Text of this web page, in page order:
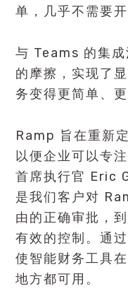
单，几乎不需要开
与 Teams 的集成
的摩擦，实现了
务变得更简单、更
Ramp 旨在重新
以便企业可以专
首席执行官 Eric
是我们客户对
由的正确审批，
有效的控制。通
使智能财务工具
地方都可用。